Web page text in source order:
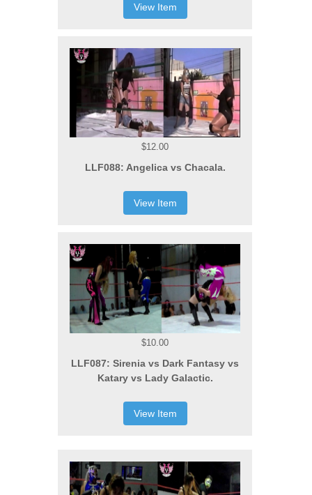
View Item
$12.00
LLF088: Angelica vs Chacala.
View Item
$10.00
LLF087: Sirenia vs Dark Fantasy vs
Katary vs Lady Galactic.
View Item